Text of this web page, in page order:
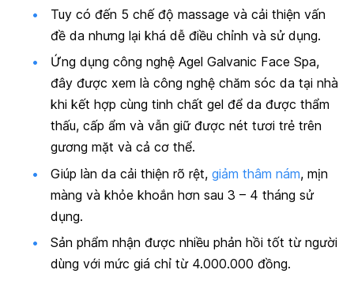
Tuy có đến 5 chế độ massage và cải thiện vấn
đề da nhưng lại khá dễ điều chỉnh và sử dụng.
Ứng dụng công nghệ Agel Galvanic Face Spa,
đây được xem là công nghệ chăm sóc da tại nhà
khi kết hợp cùng tinh chất gel để da được thẩm
thấu, cấp ẩm và vẫn giữ được nét tươi trẻ trên
gương mặt và cả cơ thể.
Giúp làn da cải thiện rõ rệt, giảm thâm nám, mịn
màng và khỏe khoắn hơn sau 3 – 4 tháng sử
dụng.
Sản phẩm nhận được nhiều phản hồi tốt từ người
dùng với mức giá chỉ từ 4.000.000 đồng.